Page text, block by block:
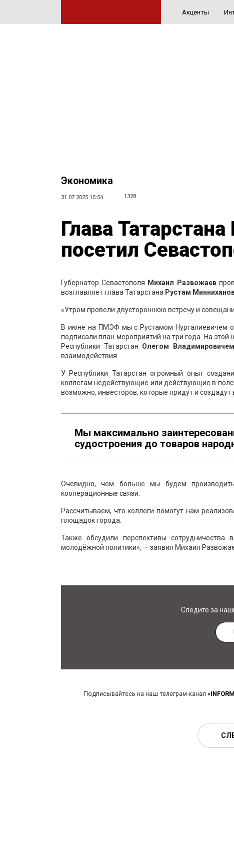
Акценты
Экономика
31.07.2025 15:54 1328
Глава
посетил
Губернатор Севастополя Михаил Развожаев
возглавляет глава Татарстана Рустам
«Утром провели двустороннюю встречу и
В июне на ПМЭФ мы с Рустамом Нургалиевичем
подписали план мероприятий на три года. На
Республики Татарстан Олегом
взаимодействия.
У Республики Татарстан огромный опыт
коллегам недействующие или действующие в
возможно, инвесторов, которые придут и
Мы максимально
судостроения до товаров
Очевидно, чем больше мы будем
кооперационные связи.
Рассчитываем, что коллеги помогут нам
площадок города.
Также обсудили перспективы
молодёжной политики», — заявил Михаил
Следите за
Подписывайтесь на наш телеграм-канал